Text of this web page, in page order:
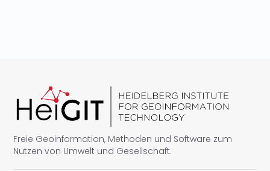
Freie Geoinformation, Methoden und Software zum
Nutzen von Umwelt und Gesellschaft.